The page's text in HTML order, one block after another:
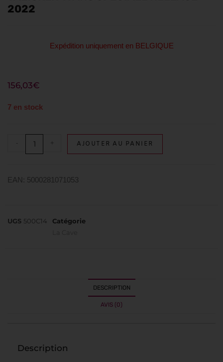
2022
Expédition uniquement en BELGIQUE
156,03€
7 en stock
- + AJOUTER AU PANIER
EAN: 5000281071053
UGS 500C14
Catégorie
DESCRIPTION
AVIS (0)
Description